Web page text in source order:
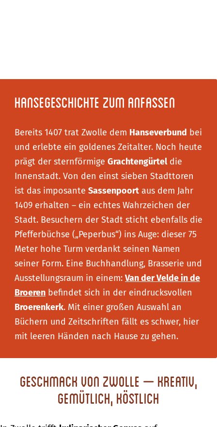
Hansegeschichte zum Anfassen
Bereits 1407 trat Zwolle dem Hanseverbund bei
und erlebte ein goldenes Zeitalter. Noch heute
prägt der sternförmige Grachtengürteldie
Innenstadt. Von den einst sieben Stadttoren
ist das imposante Sassenpoort aus dem Jahr
1409 erhalten – ein echtes Wahrzeichen der
Stadt. Besuchern der Stadt sticht ebenfalls die
Pfefferbüchse („Peperbus“) ins Auge: dieser 75
Meter hohe Turm verdankt seinen Namen
seiner Form. Eine Buchhandlung, Brasserie und
Ausstellungsraum in einem: Van der Velde in de
Broeren befindet sich in der eindrucksvollen
Broerenkerk. Mit einer großen Auswahl an
Büchern und Zeitschriften fällt es schwer, hier
mit leeren Händen nach Hause zu gehen.
Geschmack von Zwolle – kreativ,
gemütlich, köstlich